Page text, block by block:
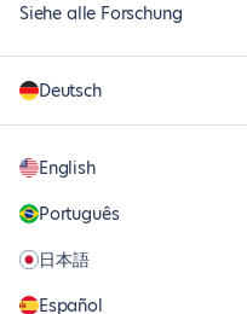
Siehe alle Forschung
Deutsch
English
Português
日本語
Español